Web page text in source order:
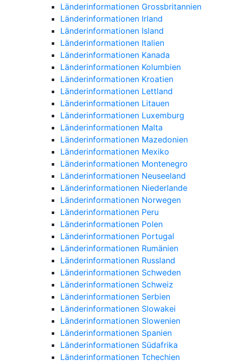
Länderinformationen Grossbritannien
Länderinformationen Irland
Länderinformationen Island
Länderinformationen Italien
Länderinformationen Kanada
Länderinformationen Kolumbien
Länderinformationen Kroatien
Länderinformationen Lettland
Länderinformationen Litauen
Länderinformationen Luxemburg
Länderinformationen Malta
Länderinformationen Mazedonien
Länderinformationen Mexiko
Länderinformationen Montenegro
Länderinformationen Neuseeland
Länderinformationen Niederlande
Länderinformationen Norwegen
Länderinformationen Peru
Länderinformationen Polen
Länderinformationen Portugal
Länderinformationen Rumänien
Länderinformationen Russland
Länderinformationen Schweden
Länderinformationen Schweiz
Länderinformationen Serbien
Länderinformationen Slowakei
Länderinformationen Slowenien
Länderinformationen Spanien
Länderinformationen Südafrika
Länderinformationen Tchechien